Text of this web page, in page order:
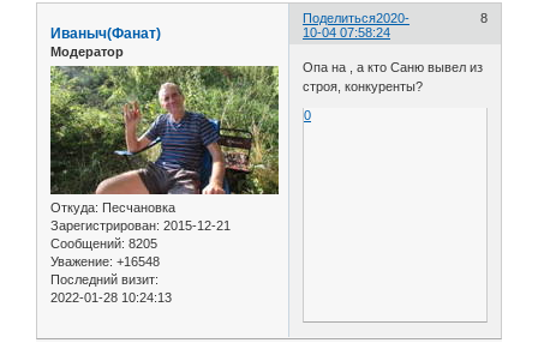
Поделиться 8
2020-
10-04 07:58:24
Иваныч(Фанат)
Модератор
Откуда: Песчановка
Зарегистрирован: 2015-12-21
Сообщений: 8205
Уважение: +16548
Последний визит:
2022-01-28 10:24:13
Опа на , а кто Саню вывел из
строя, конкуренты?
0